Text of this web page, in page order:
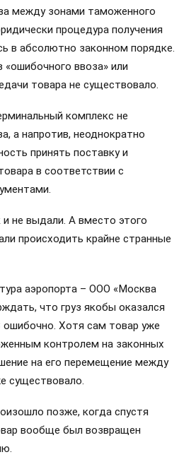
между зонами таможенного
процедура получения
в абсолютно законном порядке.
«ошибочного ввоза» или
товара не существовало.
комплекс не
а напротив, неоднократно
принять поставку и
в соответствии с
и не выдали. А вместо этого
происходить крайне странные
аэропорта – ООО «Москва
что груз якобы оказался
Хотя сам товар уже
контролем на законных
на его перемещение между
существовало.
позже, когда спустя
вообще был возвращен